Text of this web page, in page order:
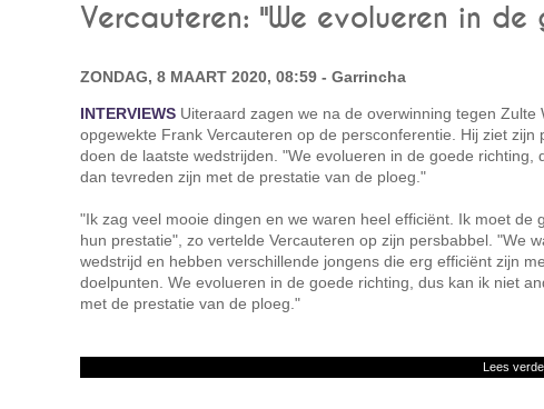
Vercauteren: "We evolueren in
ZONDAG, 8 MAART 2020, 08:59 - Garrincha
INTERVIEWS Uiteraard zagen we na de overwinning tegen Zulte
opgewekte Frank Vercauteren op de persconferentie. Hij ziet zijn
doen de laatste wedstrijden. "We evolueren in de goede richting,
dan tevreden zijn met de prestatie van de ploeg."
"Ik zag veel mooie dingen en we waren heel efficiënt. Ik moet de
hun prestatie", zo vertelde Vercauteren op zijn persbabbel. "We
wedstrijd en hebben verschillende jongens die erg efficiënt zijn
doelpunten. We evolueren in de goede richting, dus kan ik niet
met de prestatie van de ploeg."
Lees